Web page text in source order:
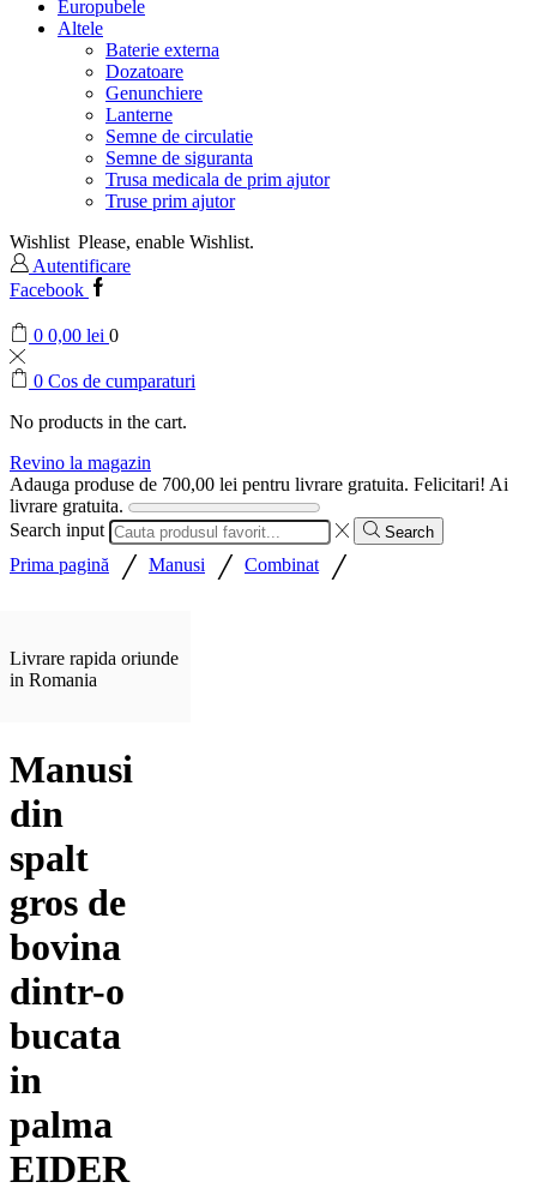
Europubele
Altele
Baterie externa
Dozatoare
Genunchiere
Lanterne
Semne de circulatie
Semne de siguranta
Trusa medicala de prim ajutor
Truse prim ajutor
Wishlist Please, enable Wishlist.
Autentificare
Facebook
0 0,00 lei 0
0 Cos de cumparaturi
No products in the cart.
Revino la magazin
Adauga produse de 700,00 lei pentru livrare gratuita. Felicitari! Ai
livrare gratuita.
Search input
Search
Prima pagină / Manusi / Combinat /
Livrare rapida oriunde
in Romania
Manusi
din
spalt
gros de
bovina
dintr-o
bucata
in
palma
EIDER